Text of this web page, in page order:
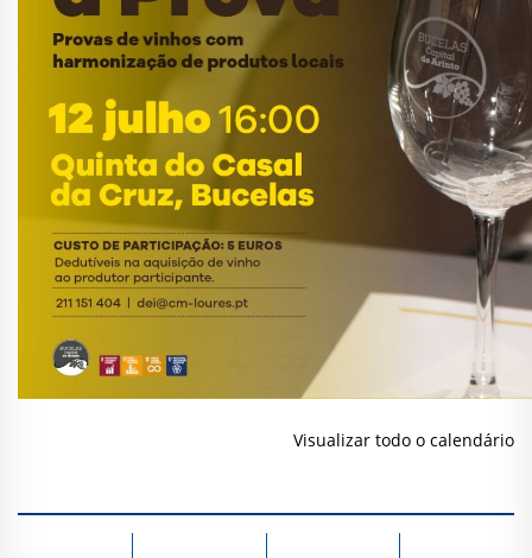
Visualizar todo o calendário